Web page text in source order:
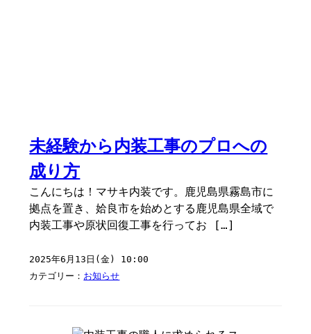
未経験から内装工事のプロへの
成り方
こんにちは！マサキ内装です。鹿児島県霧島市に
拠点を置き、姶良市を始めとする鹿児島県全域で
内装工事や原状回復工事を行ってお […]
2025年6月13日(金) 10:00
カテゴリー： お知らせ